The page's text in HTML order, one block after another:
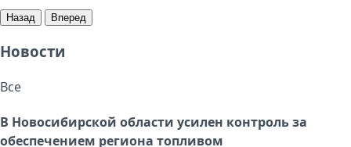
Назад Вперед
Новости
Все
В Новосибирской области усилен контроль за
обеспечением региона топливом